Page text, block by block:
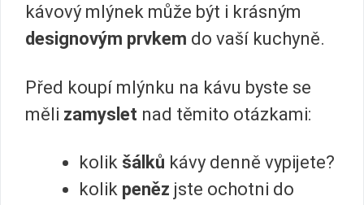
kávový mlýnek může být i krásným
designovým prvkem do vaší kuchyně.
Před koupí mlýnku na kávu byste se
měli zamyslet nad těmito otázkami:
kolik šálků kávy denně vypijete?
kolik peněz jste ochotni do